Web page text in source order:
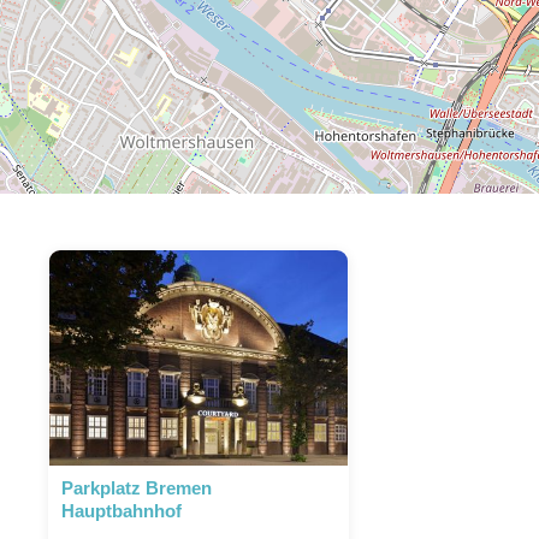
Parkplatz Bremen
Hauptbahnhof